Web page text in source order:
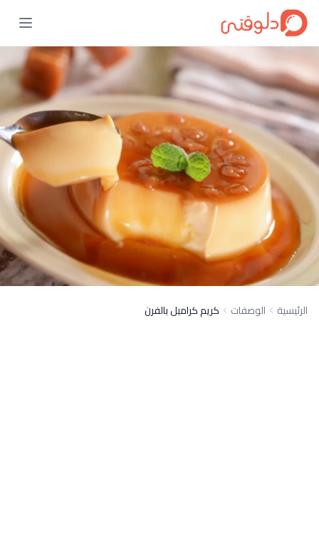
الرئيسية الوصفات كريم كراميل بالفرن